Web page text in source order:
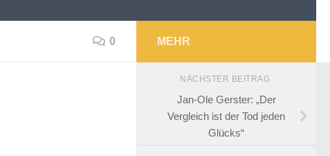
0 MEHR
NÄCHSTER BEITRAG
Jan-Ole Gerster: „Der
Vergleich ist der Tod jeden
Glücks“